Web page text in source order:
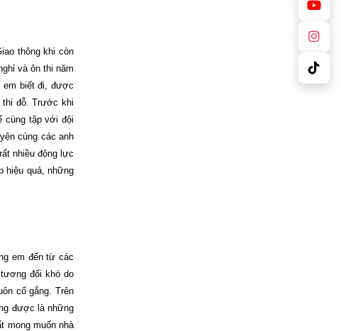
thông khi còn
và ôn thi năm
em biết đi, được
thi đỗ. Trước khi
cùng tập với đội
cùng các anh
nhiều động lực
hiệu quả, những
em đến từ các
đối khó do
cố gắng. Trên
được là những
mong muốn nhà